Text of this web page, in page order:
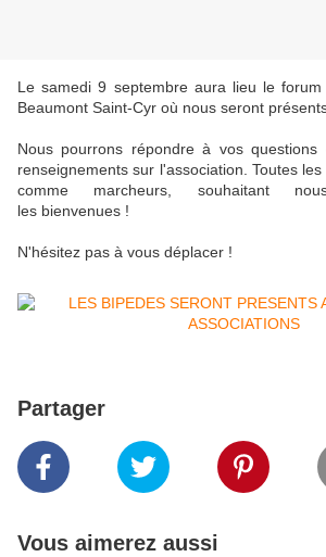
Le samedi 9 septembre aura lieu le
Beaumont Saint-Cyr où nous seront
Nous pourrons répondre à vos
renseignements sur l'association. Toutes
comme marcheurs, souhaitant
les bienvenues !
N'hésitez pas à vous déplacer !
Partager
Vous aimerez aussi